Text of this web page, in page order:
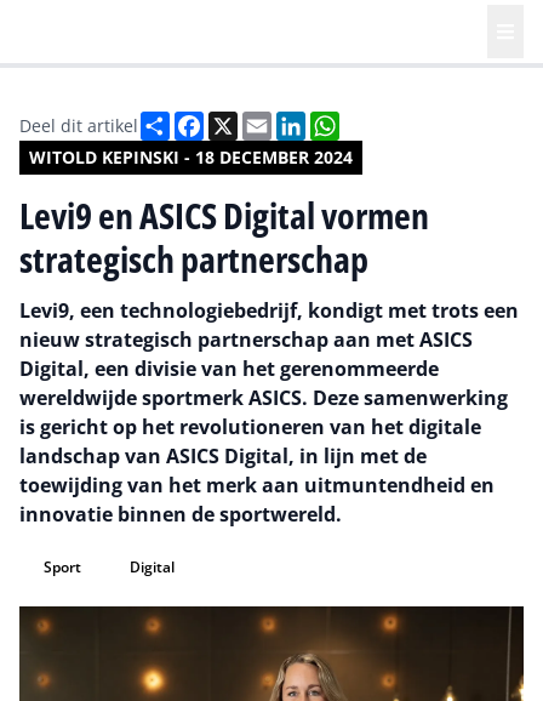
WITOLD KEPINSKI - 18 DECEMBER 2024
Deel dit artikel DeelFacebook
X EmailLinkedIn
Levi9 en ASICS Digital vormen
strategisch partnerschap
Levi9, een technologiebedrijf, kondigt met trots een
nieuw strategisch partnerschap aan met ASICS
Digital, een divisie van het gerenommeerde
wereldwijde sportmerk ASICS. Deze samenwerking
is gericht op het revolutioneren van het digitale
landschap van ASICS Digital, in lijn met de
toewijding van het merk aan uitmuntendheid en
innovatie binnen de sportwereld.
Sport Digital